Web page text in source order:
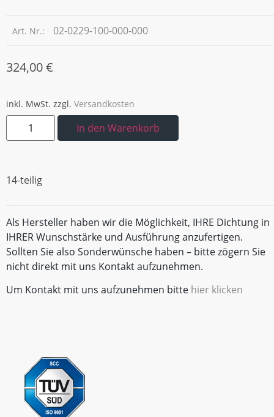
Art. Nr.: 02-0229-100-000-000
324,00€
inkl. MwSt. zzgl. Versandkosten
In den Warenkorb
14-teilig
Als Hersteller haben wir die Möglichkeit, IHRE Dichtung in
IHRER Wunschstärke und Ausführung anzufertigen.
Sollten Sie also Sonderwünsche haben – bitte zögern Sie
nicht direkt mit uns Kontakt aufzunehmen.
Um Kontakt mit uns aufzunehmen bitte hier klicken